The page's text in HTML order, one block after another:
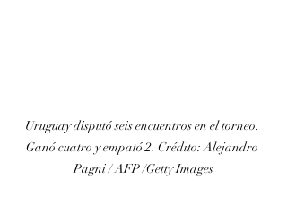
Uruguay disputó seis encuentros en el torneo.
Ganó cuatro y empató 2. Crédito: Alejandro
Pagni / AFP /Getty Images